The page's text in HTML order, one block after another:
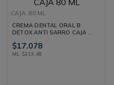
CAJA 80 ML
CREMA DENTAL ORAL B
DETOX ANTI SARRO CAJA 80
$17.078
ML $213,48